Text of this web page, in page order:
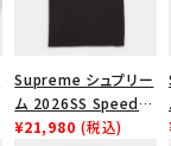
Supreme シュプリー
ム 2026SS Speed
Tee スピードTシャツ
¥21,980 (税込)